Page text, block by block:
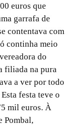
euros que
garrafa de
contentava com
continha meio
do
filiada na pura
a ver por todo
festa teve o
mil euros. À
Pombal,